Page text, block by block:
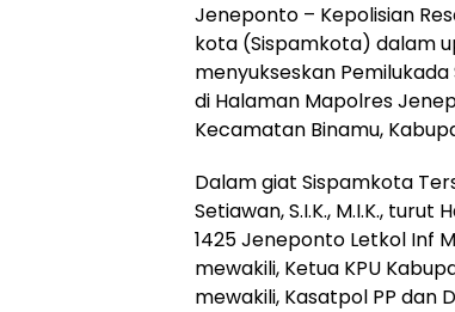
Jeneponto – Kepolisian
kota (Sispamkota) dalam
menyukseskan
di Halaman Mapolres
Kecamatan Binamu,
Dalam giat Sispamkota
Setiawan, S.I.K., M.I.K., turut
1425 Jeneponto Letkol Inf
mewakili, Ketua KPU
mewakili, Kasatpol PP dan